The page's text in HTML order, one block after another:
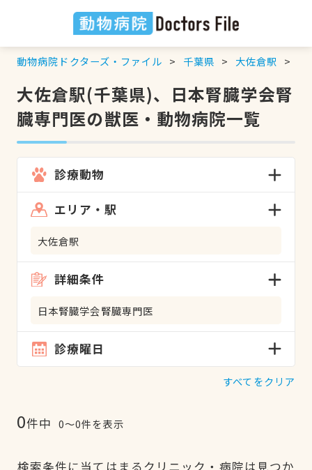
動物病院ドクターズ・ファイル 千葉県 大佐倉駅
大佐倉駅(千葉県)、日本腎臓学会腎
臓専門医の獣医・動物病院一覧
診療動物
エリア・駅
大佐倉駅
詳細条件
日本腎臓学会腎臓専門医
診療曜日
すべてをクリア
0件中 0〜0件を表示
検索条件に当てはまるクリニック・病院は見つか